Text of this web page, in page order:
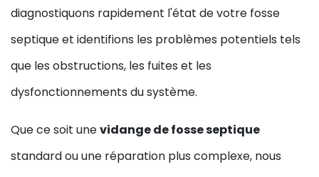
diagnostiquons rapidement l'état de votre fosse
septique et identifions les problèmes potentiels tels
que les obstructions, les fuites et les
dysfonctionnements du système.
Que ce soit unevidange de fosse septique
standard ou une réparation plus complexe, nous